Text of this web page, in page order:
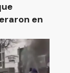
en